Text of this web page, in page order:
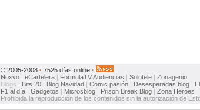
© 2005-2008 · 7525 días online ·
Noxvo : eCartelera | FormulaTVAudiencias | Solotele | Zonagenio
Blogs : Bits 20 | Blog Navidad | Comic pasión | Desesperadas blog |
F1 al día | Gadgetos | Microsblog | Prison Break Blog | Zona Heroes
Prohibida la reproducción de los contenidos sin la autorización de